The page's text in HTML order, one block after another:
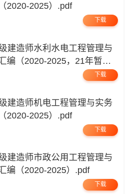
2020-2025）.pdf
下载
编（2020-2025，21年暂
下载
2020-2025）.pdf
下载
编（2020-2025）.pdf
下载